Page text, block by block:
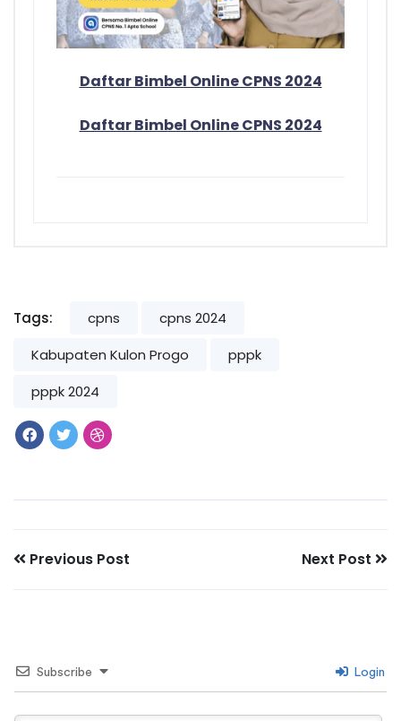
Daftar Bimbel Online CPNS 2024
Daftar Bimbel Online CPNS 2024
Tags: cpns
cpns 2024
Kabupaten Kulon Progo
pppk
pppk 2024
Previous Post Next Post
Subscribe Login